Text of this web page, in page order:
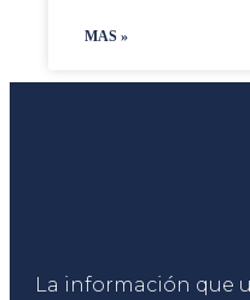
MAS »
La información que